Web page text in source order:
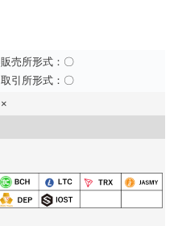
販売所形式：〇
取引所形式：〇
×